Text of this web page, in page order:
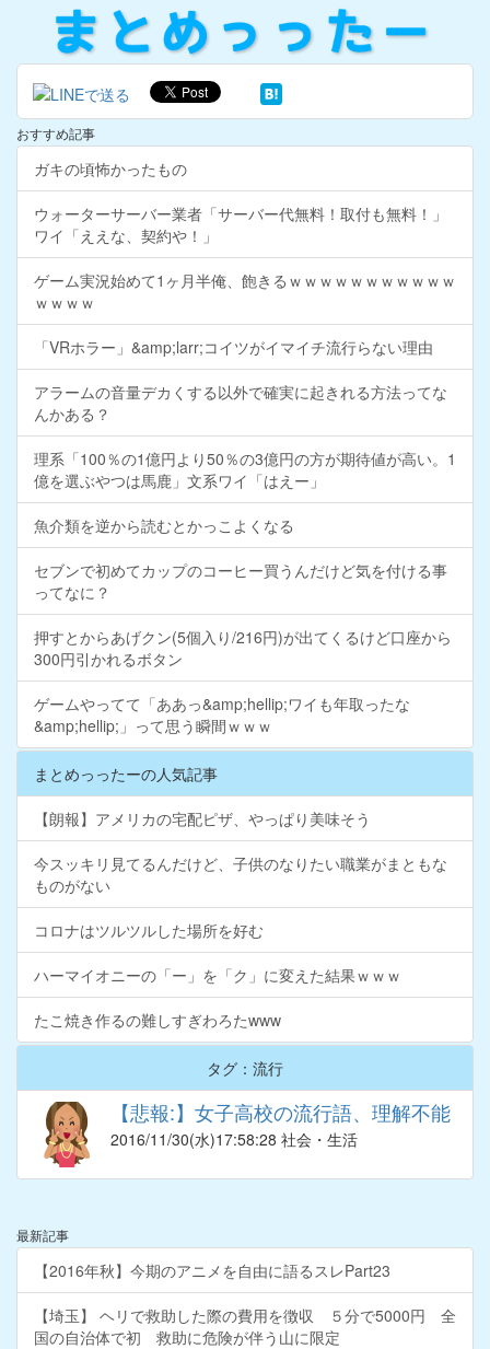
おすすめ記事
ガキの頃怖かったもの
ウォーターサーバー業者「サーバー代無料！取付も無料！」
ワイ「ええな、契約や！」
ゲーム実況始めて1ヶ月半俺、飽きるｗｗｗｗｗｗｗｗｗｗｗ
ｗｗｗｗ
「VRホラー」&amp;larr;コイツがイマイチ流行らない理由
アラームの音量デカくする以外で確実に起きれる方法ってな
んかある？
理系「100％の1億円より50％の3億円の方が期待値が高い。1
億を選ぶやつは馬鹿」文系ワイ「はえー」
魚介類を逆から読むとかっこよくなる
セブンで初めてカップのコーヒー買うんだけど気を付ける事
ってなに？
押すとからあげクン(5個入り/216円)が出てくるけど口座から
300円引かれるボタン
ゲームやってて「ああっ&amp;hellip;ワイも年取ったな
&amp;hellip;」って思う瞬間ｗｗｗ
まとめっったーの人気記事
【朗報】アメリカの宅配ピザ、やっぱり美味そう
今スッキリ見てるんだけど、子供のなりたい職業がまともな
ものがない
コロナはツルツルした場所を好む
ハーマイオニーの「ー」を「ク」に変えた結果ｗｗｗ
たこ焼き作るの難しすぎわろたwww
タグ：流行
【悲報:】女子高校の流行語、理解不能
2016/11/30(水)17:58:28 社会・生活
最新記事
【2016年秋】今期のアニメを自由に語るスレPart23
【埼玉】 ヘリで救助した際の費用を徴収 ５分で5000円 全
国の自治体で初 救助に危険が伴う山に限定